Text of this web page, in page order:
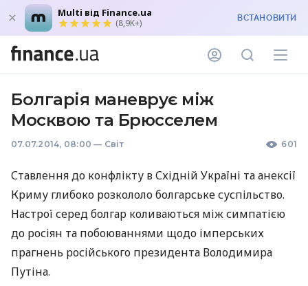
Multi від Finance.ua
(8,9K+) ВСТАНОВИТИ
Болгарія маневрує між
Москвою та Брюсселем
07.07.2014, 08:00 — Світ 601
Ставлення до конфлікту в Східній Україні та анексії
Криму глибоко розкололо болгарське суспільство.
Настрої серед болгар коливаються між симпатією
до росіян та побоюваннями щодо імперських
прагнень російського президента Володимира
Путіна.